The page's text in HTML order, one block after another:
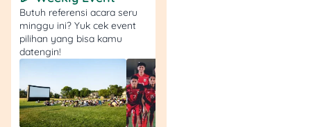
membantu banget supaya
suara tetap seimbang dan
nggak ada yang
kedengaran terlalu keras
atau terlalu pelan.
7. Headphone Audio-
Technica ATH-M50x
Butuh referensi acara seru
minggu ini? Yuk cek event
pilihan yang bisa kamu
datengin!